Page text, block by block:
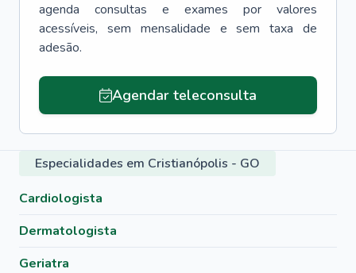
agenda consultas e exames por valores
acessíveis, sem mensalidade e sem taxa de
adesão.
Agendar teleconsulta
Especialidades em Cristianópolis - GO
Cardiologista
Dermatologista
Geriatra